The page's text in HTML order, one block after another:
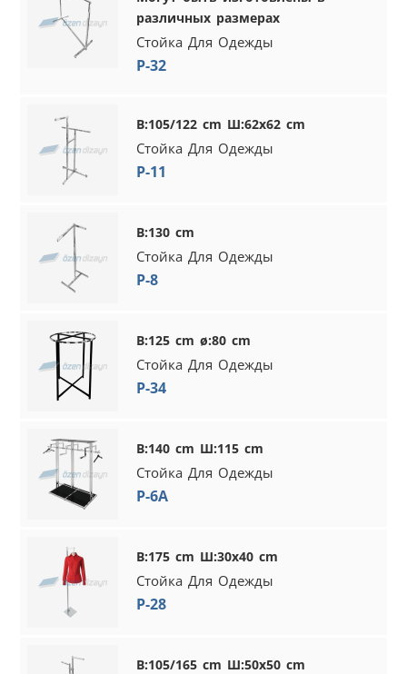
различных размерах
Стойка Для Одежды
P-32
В:105/122 cm Ш:62x62 cm
Стойка Для Одежды
P-11
В:130 cm
Стойка Для Одежды
P-8
В:125 cm ø:80 cm
Стойка Для Одежды
P-34
В:140 cm Ш:115 cm
Стойка Для Одежды
P-6A
В:175 cm Ш:30x40 cm
Стойка Для Одежды
P-28
В:105/165 cm Ш:50x50 cm